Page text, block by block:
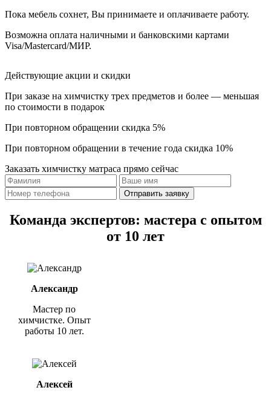
Пока мебель сохнет, Вы принимаете и оплачиваете работу.
Возможна оплата наличными и банковскими картами
Visa/Mastercard/МИР.
Действующие акции и скидки
При заказе на химчистку трех предметов и более — меньшая
по стоимости в подарок
При повторном обращении скидка 5%
При повторном обращении в течение года скидка 10%
Заказать химчистку матраса прямо сейчас
Отправить заявку
Команда экспертов: мастера с опытом
от 10 лет
Александр
Мастер по
химчистке. Опыт
работы 10 лет.
Алексей